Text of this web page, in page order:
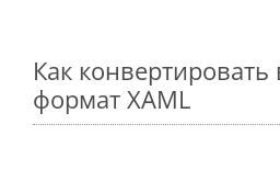
Как
формат XAML